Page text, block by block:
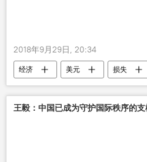
2018年9月29日, 20:34
经济 美元 损失
马克•扎克伯格
伊隆•马斯克
王毅：中国已成为守护国际秩序的支